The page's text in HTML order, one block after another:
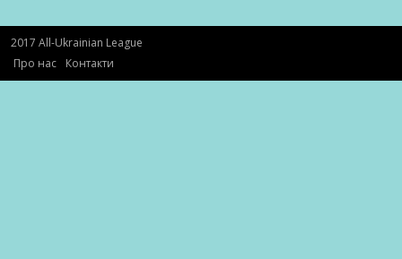
2017 All-Ukrainian League
Про нас
Контакти